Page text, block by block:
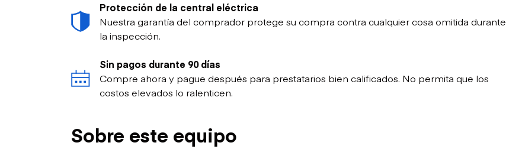
Protección de la central eléctrica
Nuestra garantía del comprador protege su compra contra cualquier cosa omitida durante
la inspección.
Sin pagos durante 90 días
Compre ahora y pague después para prestatarios bien calificados. No permita que los
costos elevados lo ralenticen.
Sobre este equipo